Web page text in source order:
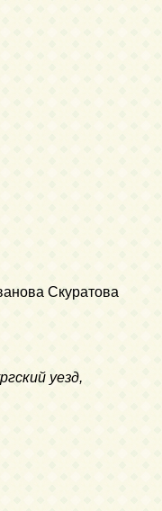
Скуратова
уезд,